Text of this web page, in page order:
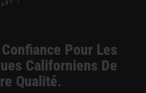
Pour Les
Californiens De
Qualité.